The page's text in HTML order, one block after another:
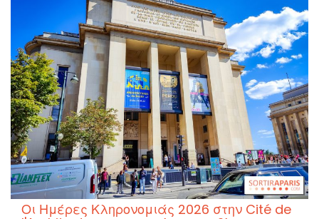
Οι Ημέρες Κληρονομιάς 2026 στην Cité de